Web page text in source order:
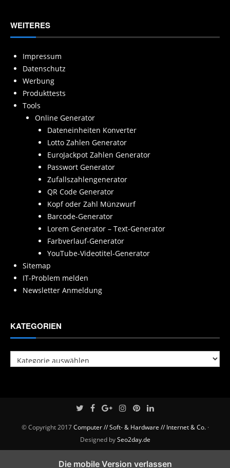
WEITERES
Impressum
Datenschutz
Werbung
Produkttests
Tools
Online Generator
Dateneinheiten Konverter
Lotto Zahlen Generator
EuroJackpot Zahlen Generator
Passwort Generator
Zufallszahlengenerator
QR Code Generator
Kopf oder Zahl Münzwurf
Barcode-Generator
Lorem Generator – Text-Generator
Farbverlauf-Generator
YouTube-Videotitel-Generator
Sitemap
IT-Problem melden
Newsletter Anmeldung
KATEGORIEN
Kategorien
© Copyright 2017Computer // Soft- & Hardware // Internet & Co.·
Designed bySeo2day.de
Die mobile Version verlassen